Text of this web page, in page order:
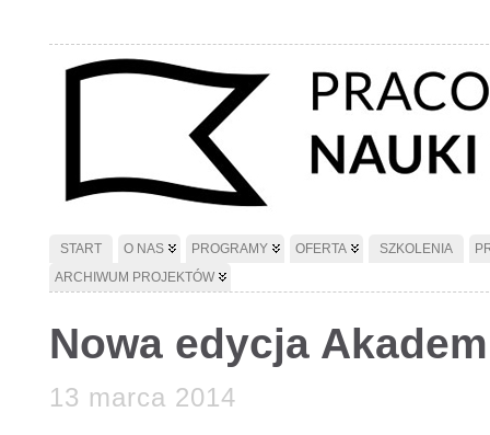
START O NAS PROGRAMY OFERTA SZKOLENIA
ARCHIWUM PROJEKTÓW
Nowa edycja
13 marca 2014